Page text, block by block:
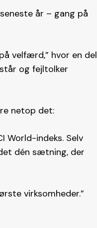
år – gang på
velfærd,” hvor en del
og fejltolker
netop det:
World-indeks. Selv
dén sætning, der
virksomheder.”